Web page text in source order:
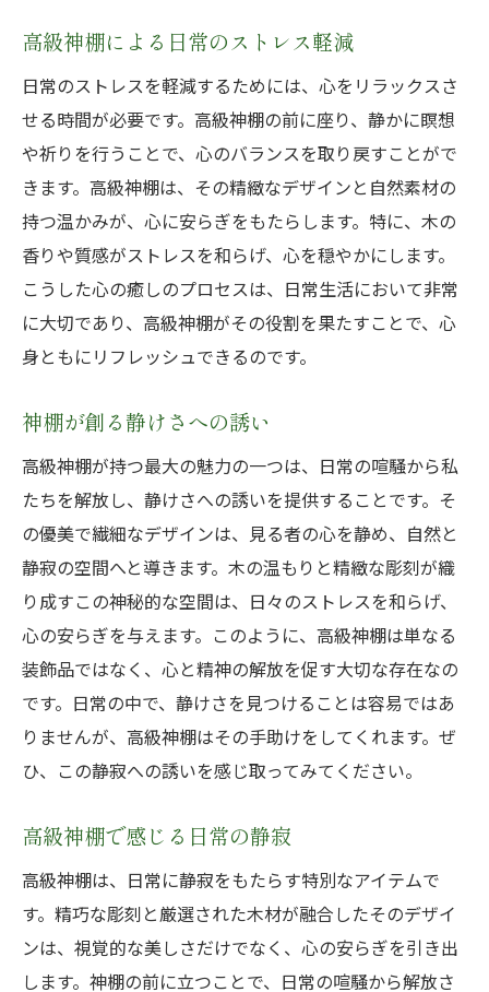
高級神棚による日常のストレス軽減
日常のストレスを軽減するためには、心をリラックスさ
せる時間が必要です。高級神棚の前に座り、静かに瞑想
や祈りを行うことで、心のバランスを取り戻すことがで
きます。高級神棚は、その精緻なデザインと自然素材の
持つ温かみが、心に安らぎをもたらします。特に、木の
香りや質感がストレスを和らげ、心を穏やかにします。
こうした心の癒しのプロセスは、日常生活において非常
に大切であり、高級神棚がその役割を果たすことで、心
身ともにリフレッシュできるのです。
神棚が創る静けさへの誘い
高級神棚が持つ最大の魅力の一つは、日常の喧騒から私
たちを解放し、静けさへの誘いを提供することです。そ
の優美で繊細なデザインは、見る者の心を静め、自然と
静寂の空間へと導きます。木の温もりと精緻な彫刻が織
り成すこの神秘的な空間は、日々のストレスを和らげ、
心の安らぎを与えます。このように、高級神棚は単なる
装飾品ではなく、心と精神の解放を促す大切な存在なの
です。日常の中で、静けさを見つけることは容易ではあ
りませんが、高級神棚はその手助けをしてくれます。ぜ
ひ、この静寂への誘いを感じ取ってみてください。
高級神棚で感じる日常の静寂
高級神棚は、日常に静寂をもたらす特別なアイテムで
す。精巧な彫刻と厳選された木材が融合したそのデザイ
ンは、視覚的な美しさだけでなく、心の安らぎを引き出
します。神棚の前に立つことで、日常の喧騒から解放さ